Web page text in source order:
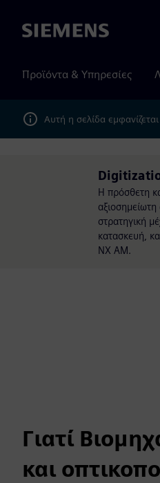
Siemens
Προϊόντα & Υπηρεσίες
Αυτή η σελίδα
Η πρόσθετη
στρατηγική
κατασκευή,
NX AM.
Γιατί
και